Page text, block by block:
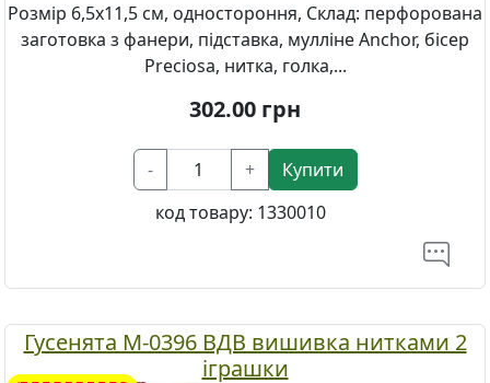
Розмір 6,5х11,5 см, одностороння, Склад: перфорована
заготовка з фанери, підставка, мулліне Anchor, бісер
Preciosa, нитка, голка,...
302.00 грн
- +
Купити
код товару: 1330010
Гусенята М-0396 ВДВ вишивка нитками 2
іграшки